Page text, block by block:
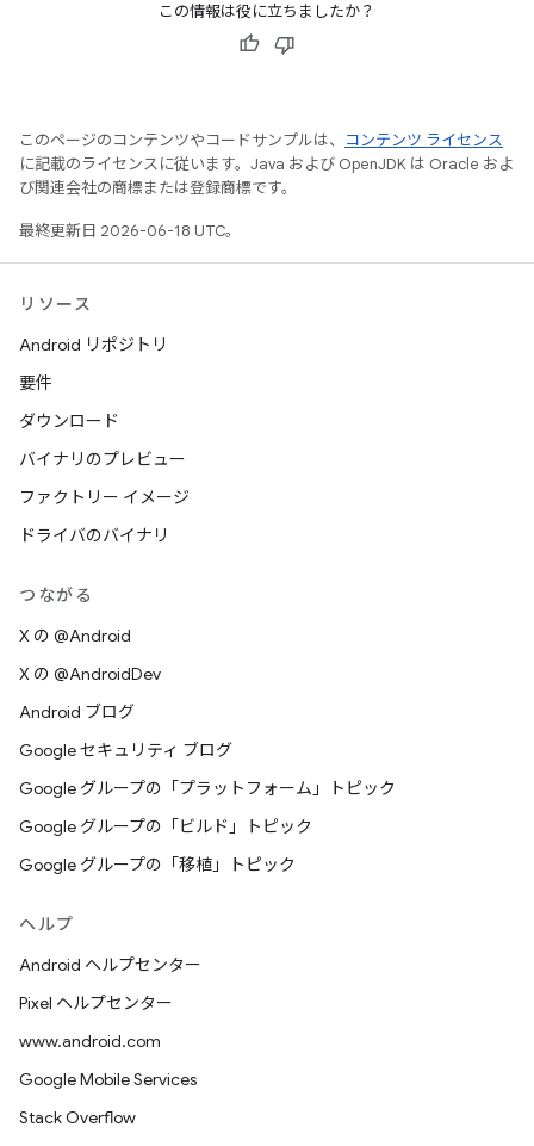
この情報は役に立ちましたか？
このページのコンテンツやコードサンプルは、
コンテンツ ライセンス
に記載のライセンスに従います。Java および OpenJDK は Oracle およ
び関連会社の商標または登録商標です。
最終更新日 2026-06-18 UTC。
リソース
Android リポジトリ
要件
ダウンロード
バイナリのプレビュー
ファクトリー イメージ
ドライバのバイナリ
つながる
X の @Android
X の @AndroidDev
Android ブログ
Google セキュリティ ブログ
Google グループの「プラットフォーム」トピック
Google グループの「ビルド」トピック
Google グループの「移植」トピック
ヘルプ
Android ヘルプセンター
Pixel ヘルプセンター
www.android.com
Google Mobile Services
Stack Overflow